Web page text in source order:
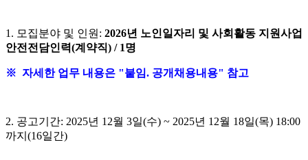
1. 모집분야 및 인원 : 2026년 노인일자리 및 사회활동 지원사업
안전전담인력(계약직) / 1명
※ 자세한 업무 내용은 "붙임. 공개채용내용" 참고
2. 공고기간: 2025년 12월 3일(수) ~ 2025년 12월 18일(목) 18:00
까지 (16일간)